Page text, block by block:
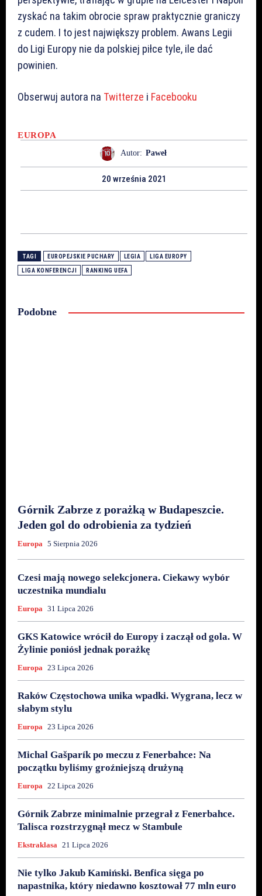
zyskać na takim obrocie spraw praktycznie graniczy
z cudem. I to jest największy problem. Awans Legii
do Ligi Europy nie da polskiej piłce tyle, ile dać
powinien.
Obserwuj autora na Twitterze i Facebooku
EUROPA
Autor: Paweł
20 września 2021
TAGI EUROPEJSKIE PUCHARY LEGIA LIGA EUROPY
LIGA KONFERENCJI RANKING UEFA
Podobne
Górnik Zabrze z porażką w Budapeszcie.
Jeden gol do odrobienia za tydzień
Europa 5 Sierpnia 2026
Czesi mają nowego selekcjonera. Ciekawy wybór
uczestnika mundialu
Europa 31 Lipca 2026
GKS Katowice wrócił do Europy i zaczął od gola. W
Żylinie poniósł jednak porażkę
Europa 23 Lipca 2026
Raków Częstochowa unika wpadki. Wygrana, lecz w
słabym stylu
Europa 23 Lipca 2026
Michal Gašparík po meczu z Fenerbahce: Na
początku byliśmy groźniejszą drużyną
Europa 22 Lipca 2026
Górnik Zabrze minimalnie przegrał z Fenerbahce.
Talisca rozstrzygnął mecz w Stambule
Ekstraklasa 21 Lipca 2026
Nie tylko Jakub Kamiński. Benfica sięga po
napastnika, który niedawno kosztował 77 mln euro